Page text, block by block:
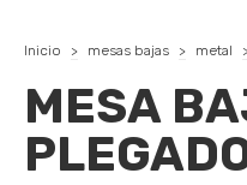
Inicio > mesas bajas > metal
MESA